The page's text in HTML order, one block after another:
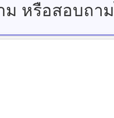
ม หรือสอบถ